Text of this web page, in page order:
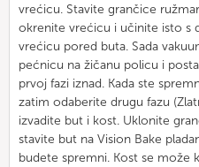
vrećicu. Stavite grančice
okrenite vrećicu i učinite isto s
vrećicu pored buta. Sada
pećnicu na žičanu policu i
prvoj fazi iznad. Kada ste
zatim odaberite drugu fazu
izvadite but i kost. Uklonite
stavite but na Vision Bake
budete spremni. Kost se može